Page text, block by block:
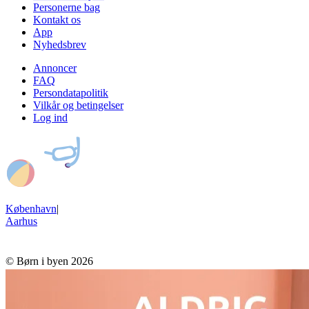
Personerne bag
Kontakt os
App
Nyhedsbrev
Annoncer
FAQ
Persondatapolitik
Vilkår og betingelser
Log ind
København|
Aarhus
© Børn i byen 2026